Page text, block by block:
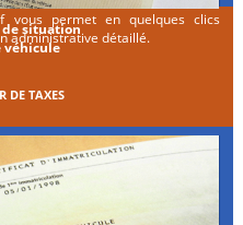
vous permet en quelques clics
administrative détaillé.
situation
véhicule
DE TAXES